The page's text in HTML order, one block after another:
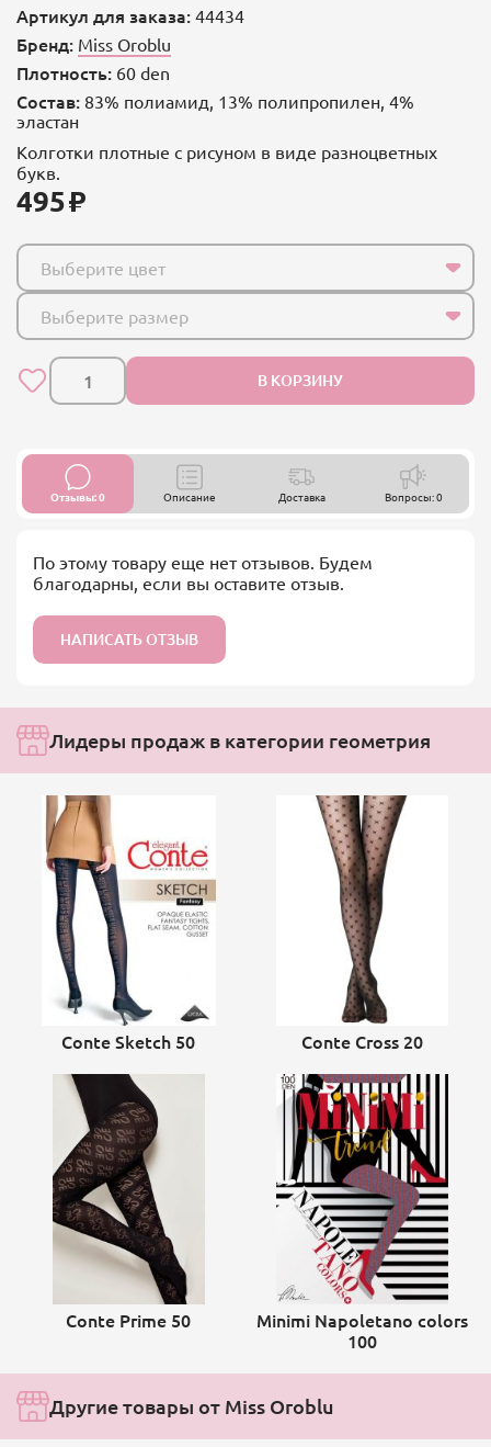
Артикул для заказа: 44434
Бренд: Miss Oroblu
Плотность: 60 den
Состав: 83% полиамид, 13% полипропилен, 4%
эластан
Колготки плотные с рисуном в виде разноцветных
букв.
495
Выберите цвет
Выберите размер
В КОРЗИНУ
Отзывы: 0 Описание Доставка Вопросы: 0
По этому товару еще нет отзывов. Будем
благодарны, если вы оставите отзыв.
НАПИСАТЬ ОТЗЫВ
Лидеры продаж в категории геометрия
Conte Sketch 50 Conte Cross 20
Conte Prime 50
Minimi Napoletano colors
100
Другие товары от Miss Oroblu